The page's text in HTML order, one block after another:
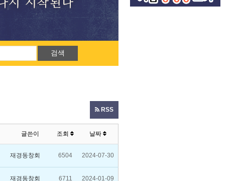
검색
RSS
글쓴이 조회 날짜
재경동창회 6504 2024-07-30
재경동창회 6711 2024-01-09